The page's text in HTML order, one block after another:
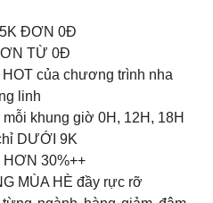
ĐƠN 0Đ
TỪ 0Đ
của chương trình nha
linh
khung giờ 0H, 12H, 18H
DƯỚI 9K
30%++
MÙA HÈ đầy rực rỡ